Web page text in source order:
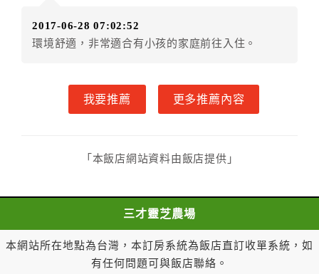
到達者，乙方應退還預收約定房價總金額百分之五十。
三、 甲方解約通知於預定住宿日當日到達或未為解
一、甲方解約通知於預定住宿日當日前到達者，得請求
乙方於一年內保留已付金額作為甲方日後消費折抵使
制，如不得與其他優惠方案合併使用等。
型、房間數量，經乙方同意者，甲方不需支付因變更所
2017-06-28 07:02:52
環境舒適，非常適合有小孩的家庭前往入住。
我要推薦 更多推薦內容
「本飯店網站資料由飯店提供」
三才靈芝農場
本網站所在地點為台灣，本訂房系統為飯店直訂收單系統，如
有任何問題可與飯店聯絡。